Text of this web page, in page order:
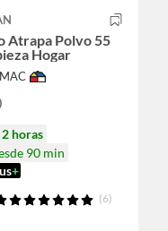
Atrapa Polvo 55
Hogar
2 horas
90 min
+
(6)